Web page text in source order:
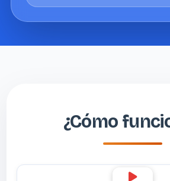
¿Cómo